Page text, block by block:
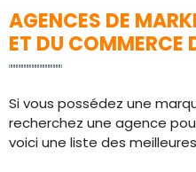
AGENCES DE
ET DU COMMERCE
Si vous possédez une
recherchez une agence
voici une liste des